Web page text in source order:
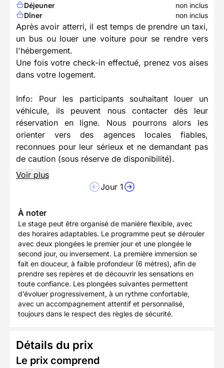
Déjeuner
non inclus
Dîner
non inclus
Après avoir atterri, il est temps de prendre un taxi,
un bus ou louer une voiture pour se rendre vers
l'hébergement.
Une fois votre check-in effectué, prenez vos aises
dans votre logement.
Info: Pour les participants souhaitant louer un
véhicule, ils peuvent nous contacter dès leur
réservation en ligne. Nous pourrons alors les
orienter vers des agences locales fiables,
reconnues pour leur sérieux et ne demandant pas
de caution (sous réserve de disponibilité).
Voir plus
Jour 1
À noter
Le stage peut être organisé de manière flexible, avec
des horaires adaptables. Le programme peut se dérouler
avec deux plongées le premier jour et une plongée le
second jour, ou inversement. La première immersion se
fait en douceur, à faible profondeur (6 mètres), afin de
prendre ses repères et de découvrir les sensations en
toute confiance. Les plongées suivantes permettent
d’évoluer progressivement, à un rythme confortable,
avec un accompagnement attentif et personnalisé,
toujours dans le respect des règles de sécurité.
Détails du prix
Le prix comprend